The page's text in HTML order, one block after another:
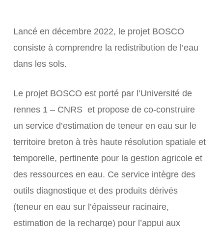
Lancé en décembre 2022, le projet BOSCO
consiste à comprendre la redistribution de l’eau
dans les sols.
Le projet BOSCO est porté par l’Université de
rennes 1 – CNRS et propose de co-construire
un service d’estimation de teneur en eau sur le
territoire breton à très haute résolution spatiale et
temporelle, pertinente pour la gestion agricole et
des ressources en eau. Ce service intègre des
outils diagnostique et des produits dérivés
(teneur en eau sur l’épaisseur racinaire,
estimation de la recharge) pour l’appui aux